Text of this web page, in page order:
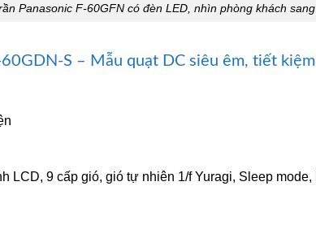
Panasonic F-60GFN có đèn LED, nhìn phòng khách
S – Mẫu quạt DC siêu êm, tiết
LCD, 9 cấp gió, gió tự nhiên 1/f Yuragi, Sleep